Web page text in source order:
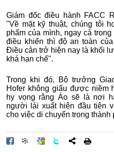
Giám đốc điều hành FACC
"Về mặt kỹ thuật, chúng tôi
phẩm của mình, ngay cả
điều khiển thì độ an toàn
Điều cản trở hiện nay là khối
khá hạn chế".
Trong khi đó, Bộ trưởng
Hofer không giấu được niềm
hy vọng rằng Áo sẽ là nơi
người lái xuất hiện đầu tiên
cho việc di chuyển trong thành